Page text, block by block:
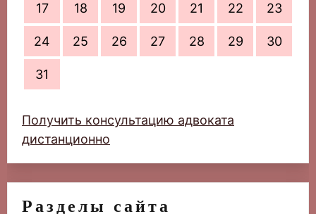
17 18 19 20 21 22 23
24 25 26 27 28 29 30
31
Получить консультацию адвоката
дистанционно
Разделы сайта